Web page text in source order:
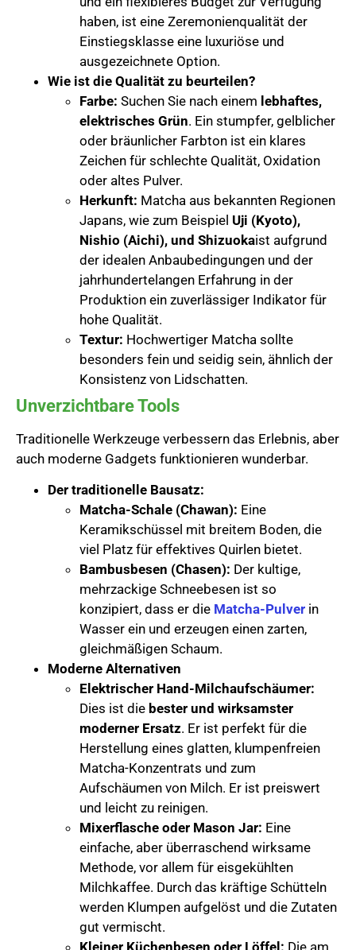
haben, ist eine Zeremonienqualität der
Einstiegsklasse eine luxuriöse und
ausgezeichnete Option.
Wie ist die Qualität zu beurteilen?
Farbe: Suchen Sie nach einem lebhaftes,
elektrisches Grün. Ein stumpfer, gelblicher
oder bräunlicher Farbton ist ein klares
Zeichen für schlechte Qualität, Oxidation
oder altes Pulver.
Herkunft: Matcha aus bekannten Regionen
Japans, wie zum Beispiel Uji (Kyoto),
Nishio (Aichi), und Shizuokaist aufgrund
der idealen Anbaubedingungen und der
jahrhundertelangen Erfahrung in der
Produktion ein zuverlässiger Indikator für
hohe Qualität.
Textur: Hochwertiger Matcha sollte
besonders fein und seidig sein, ähnlich der
Konsistenz von Lidschatten.
Unverzichtbare Tools
Traditionelle Werkzeuge verbessern das Erlebnis, aber
auch moderne Gadgets funktionieren wunderbar.
Der traditionelle Bausatz:
Matcha-Schale (Chawan): Eine
Keramikschüssel mit breitem Boden, die
viel Platz für effektives Quirlen bietet.
Bambusbesen (Chasen): Der kultige,
mehrzackige Schneebesen ist so
konzipiert, dass er die Matcha-Pulver in
Wasser ein und erzeugen einen zarten,
gleichmäßigen Schaum.
Moderne Alternativen
Elektrischer Hand-Milchaufschäumer:
Dies ist die bester und wirksamster
moderner Ersatz. Er ist perfekt für die
Herstellung eines glatten, klumpenfreien
Matcha-Konzentrats und zum
Aufschäumen von Milch. Er ist preiswert
und leicht zu reinigen.
Mixerflasche oder Mason Jar: Eine
einfache, aber überraschend wirksame
Methode, vor allem für eisgekühlten
Milchkaffee. Durch das kräftige Schütteln
werden Klumpen aufgelöst und die Zutaten
gut vermischt.
Kleiner Küchenbesen oder Löffel: Die am